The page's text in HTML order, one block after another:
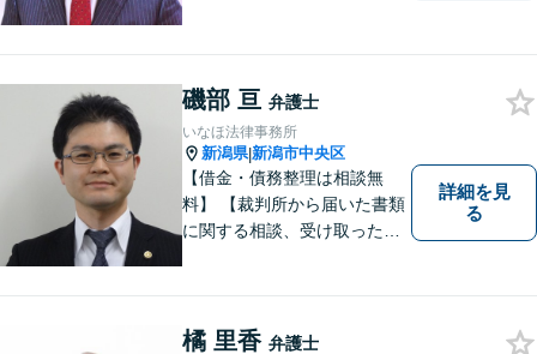
磯部 亘 弁護士
いなほ法律事務所
新潟県|新潟市中央区
【借金・債務整理は相談無
料】 【裁判所から届いた書類
に関する相談、受け取った督
ーな対応を心がけておりま
詳細を見
る
橘 里香 弁護士